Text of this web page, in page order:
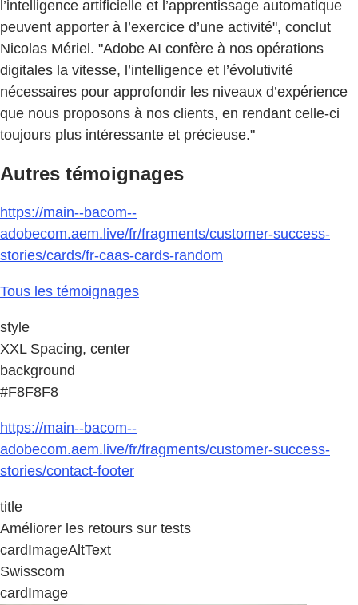
l’intelligence artificielle et l’apprentissage automatique
peuvent apporter à l’exercice d’une activité", conclut
Nicolas Mériel. "Adobe AI confère à nos opérations
digitales la vitesse, l’intelligence et l’évolutivité
nécessaires pour approfondir les niveaux d’expérience
que nous proposons à nos clients, en rendant celle-ci
toujours plus intéressante et précieuse."
Autres témoignages
https://main--bacom--
adobecom.aem.live/fr/fragments/customer-success-
stories/cards/fr-caas-cards-random
Tous les témoignages
style
XXL Spacing, center
background
#F8F8F8
https://main--bacom--
adobecom.aem.live/fr/fragments/customer-success-
stories/contact-footer
title
Améliorer les retours sur tests
cardImageAltText
Swisscom
cardImage